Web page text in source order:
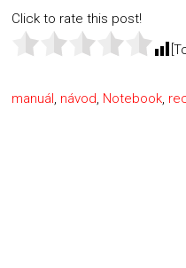
Click to rate this post!
manuál, návod, Notebook,